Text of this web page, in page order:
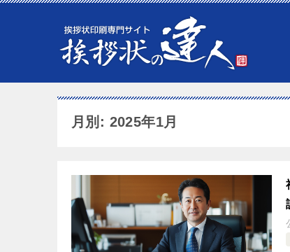
月別: 2025年1月